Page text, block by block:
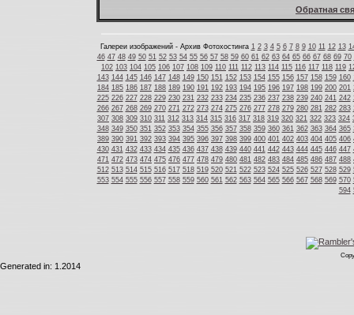
Обратная
Галереи изображений - Архив Фотохостинга 1 2 3 4 5 6 7 8 9 10 11 12 13
46 47 48 49 50 51 52 53 54 55 56 57 58 59 60 61 62 63 64 65 66 67 68 69 70
102 103 104 105 106 107 108 109 110 111 112 113 114 115 116 117 118 119
143 144 145 146 147 148 149 150 151 152 153 154 155 156 157 158 159 160
184 185 186 187 188 189 190 191 192 193 194 195 196 197 198 199 200 201
225 226 227 228 229 230 231 232 233 234 235 236 237 238 239 240 241 242
266 267 268 269 270 271 272 273 274 275 276 277 278 279 280 281 282 283
307 308 309 310 311 312 313 314 315 316 317 318 319 320 321 322 323 324
348 349 350 351 352 353 354 355 356 357 358 359 360 361 362 363 364 365
389 390 391 392 393 394 395 396 397 398 399 400 401 402 403 404 405 406
430 431 432 433 434 435 436 437 438 439 440 441 442 443 444 445 446 447
471 472 473 474 475 476 477 478 479 480 481 482 483 484 485 486 487 488
512 513 514 515 516 517 518 519 520 521 522 523 524 525 526 527 528 529
553 554 555 556 557 558 559 560 561 562 563 564 565 566 567 568 569 570
594
Generated in: 1.2014